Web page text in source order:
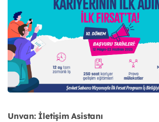
Unvan: İletişim Asistanı